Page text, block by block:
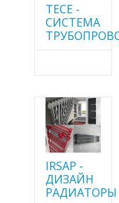
TECE -
CИСТЕМА
IRSAP -
ДИЗАЙН
РАДИАТОРЫ